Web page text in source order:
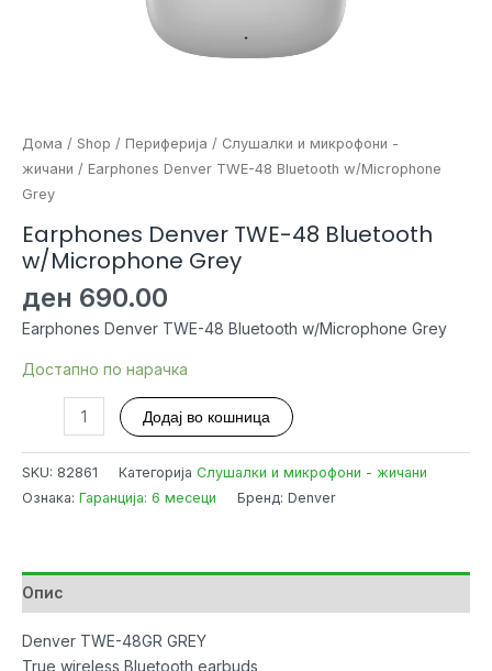
Дома / Shop / Периферија / Слушалки и микрофони -
жичани / Earphones Denver TWE-48 Bluetooth w/Microphone
Grey
Earphones Denver TWE-48 Bluetooth
w/Microphone Grey
ден 690.00
Earphones Denver TWE-48 Bluetooth w/Microphone Grey
Достапно по нарачка
Earphones
Denver
TWE-
количина
Додај во кошница
SKU: 82861 Категорија Слушалки и микрофони - жичани
Ознака: Гаранција: 6 месеци Бренд: Denver
Опис
Denver TWE-48GR GREY
True wireless Bluetooth earbuds